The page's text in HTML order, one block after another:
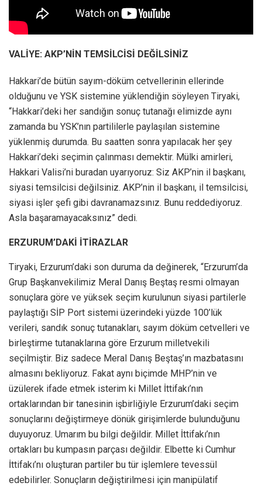
VALİYE: AKP’NİN TEMSİLCİSİ DEĞİLSİNİZ
Hakkari’de bütün sayım-döküm cetvellerinin ellerinde
olduğunu ve YSK sistemine yüklendiğin söyleyen Tiryaki,
“Hakkari’deki her sandığın sonuç tutanağı elimizde aynı
zamanda bu YSK’nın partililerle paylaşılan sistemine
yüklenmiş durumda. Bu saatten sonra yapılacak her şey
Hakkari’deki seçimin çalınması demektir. Mülki amirleri,
Hakkari Valisi’ni buradan uyarıyoruz: Siz AKP’nin il başkanı,
siyasi temsilcisi değilsiniz. AKP’nin il başkanı, il temsilcisi,
siyasi işler şefi gibi davranamazsınız. Bunu reddediyoruz.
Asla başaramayacaksınız” dedi.
ERZURUM’DAKİ İTİRAZLAR
Tiryaki, Erzurum’daki son duruma da değinerek, “Erzurum’da
Grup Başkanvekilimiz Meral Danış Beştaş resmi olmayan
sonuçlara göre ve yüksek seçim kurulunun siyasi partilerle
paylaştığı SİP Port sistemi üzerindeki yüzde 100’lük
verileri, sandık sonuç tutanakları, sayım döküm cetvelleri ve
birleştirme tutanaklarına göre Erzurum milletvekili
seçilmiştir. Biz sadece Meral Danış Beştaş’ın mazbatasını
almasını bekliyoruz. Fakat aynı biçimde MHP’nin ve
üzülerek ifade etmek isterim ki Millet İttifakı’nın
ortaklarından bir tanesinin işbirliğiyle Erzurum’daki seçim
sonuçlarını değiştirmeye dönük girişimlerde bulunduğunu
duyuyoruz. Umarım bu bilgi değildir. Millet İttifakı’nın
ortakları bu kumpasın parçası değildir. Elbette ki Cumhur
İttifakı’nı oluşturan partiler bu tür işlemlere tevessül
edebilirler. Sonuçların değiştirilmesi için manipülatif